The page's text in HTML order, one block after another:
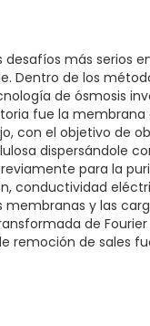
más serios
Dentro de los
de ósmosis
fue la
con el objetivo de
dispersándole
para la
conductividad
y las
de
de sales